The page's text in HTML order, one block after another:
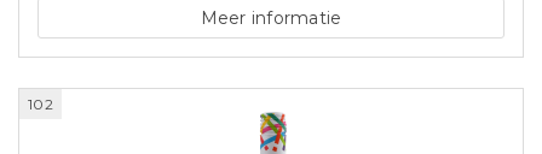
Meer informatie
102